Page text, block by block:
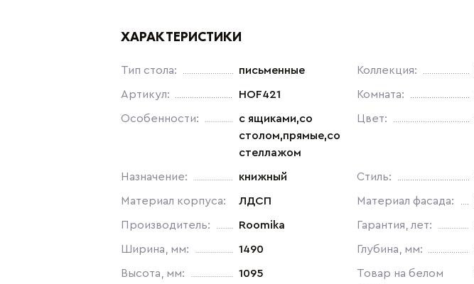
ХАРАКТЕРИСТИКИ
Тип стола: письменные Коллекция:
Артикул: HOF421 Комната:
Особенности:
с ящиками,со
столом,прямые,со
стеллажом
Цвет:
Назначение: книжный Стиль:
Материал корпуса: ЛДСП Материал фасада:
Производитель: Roomika Гарантия, лет:
Ширина, мм: 1490 Глубина, мм:
Высота, мм: 1095
Товар на белом